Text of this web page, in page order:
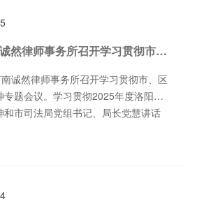
关校园欺凌的法律法规以及如何预
以案释法，教育同学们要团结友爱、
春、敬畏生命，与法为伴，提高自我
违法犯罪行为。此次宣讲活动，丰
知识，有力地增强了法律意识，为青
诚然动态‖河南诚然律师事务所召开学习贯彻市、区律师工作会议精神专题会议
然律师事务所召开学习贯彻市、区
专题会议。学习贯彻2025年度洛阳市
和市司法局党组书记、局长党慧讲话
旭辉主持会议并讲话。诚然律师事
服务、青年律师到司法所实践锻炼等